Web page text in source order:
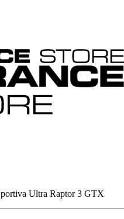
Ultra Raptor 3 GTX